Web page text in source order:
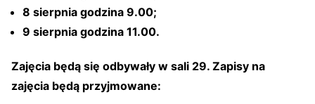
8 sierpnia godzina 9.00;
9 sierpnia godzina 11.00.
Zajęcia będą się odbywały w sali 29. Zapisy na
zajęcia będą przyjmowane: